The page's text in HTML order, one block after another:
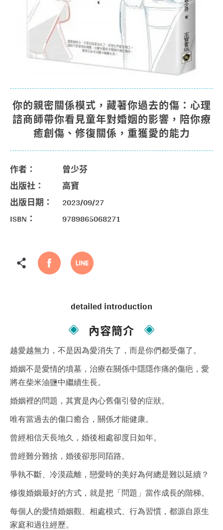
你的親密關係模式，藏著你過去的傷：心理
諮商師帶你看見童年對婚姻的影響，陪你療
癒創傷、修復關係，重獲愛的能力
作者：
曾少芬
出版社：
高寶
出版日期：
2023/09/27
ISBN：
9789865068271
detailed introduction
內容簡介
越愛越無力，不是因為愛消失了，而是你們都受傷了。
婚姻不是愛情的墳墓，治療在關係中隱隱作痛的傷疤，愛
將在柴米油鹽中繼續生長。
婚姻裡的問題，其實是內心舊傷引發的症狀。
唯有當過去的傷口癒合，關係才能健康。
曾經相信天長地久，婚後相處卻度日如年。
曾經難分難捨，婚後卻形同陌路。
爭執不斷、冷漠疏離，戀愛時的美好為何總是難以延續？
修復婚姻最好的方式，就是把「問題」當作成長的階梯。
每個人的愛情婚姻觀、相處模式、行為習慣，都源自原生
家庭和過往經歷。